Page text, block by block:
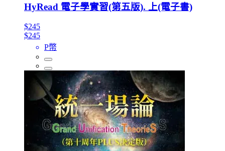
HyRead 電子學實習(第五版). 上(電子書)
$245
$245
P幣